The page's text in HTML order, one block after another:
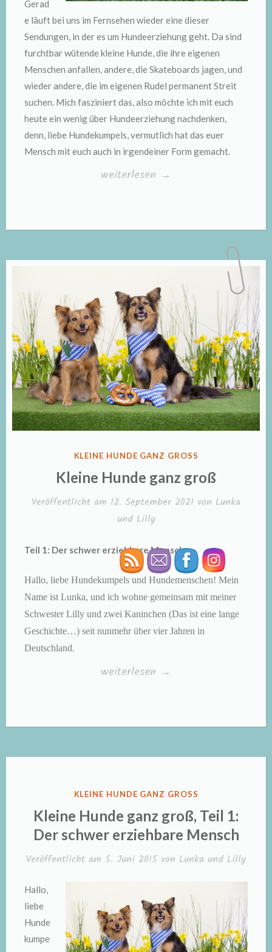
Gerad
e läuft bei uns im Fernsehen wieder eine dieser
Sendungen, in der es um Hundeerziehung geht. Da sind
furchtbar wütende kleine Hunde, die ihre eigenen
Menschen anfallen, andere, die Skateboards jagen, und
wieder andere, die im eigenen Rudel permanent Streit
suchen. Mich fasziniert das, also möchte ich mit euch
heute ein wenig über Hundeerziehung nachdenken,
denn, liebe Hundekumpels, vermutlich hat das euer
Mensch mit euch auch in irgendeiner Form gemacht.
„Kleine
groß,
Die
Sache
mit
der
Hundeerziehung“
weiterlesen →
VERÖFFENTLICHT
IN
KLEINE HUNDE GANZ GROSS
Kleine Hunde ganz groß
Veröffentlicht am 12. September 2021 von Lunka
und Lilly
Teil 1: Der schwer erziehbare Mensch
Hallo, liebe Hundekumpels und Hundemenschen! Mein
Name ist Lunka, und ich wohne gemeinsam mit meiner
Schwester Lilly und zwei Kaninchen (Das ist eine lange
Geschichte…) seit nunmehr über vier Jahren in
Deutschland.
„Kleine
groß“
weiterlesen →
VERÖFFENTLICHT
KLEINE HUNDE GANZ GROSS
Kleine Hunde ganz groß, Teil 1:
Der schwer erziehbare Mensch
Veröffentlicht am 5. Juni 2015von Lunka und Lilly
Hallo,
liebe
Hunde
kumpe